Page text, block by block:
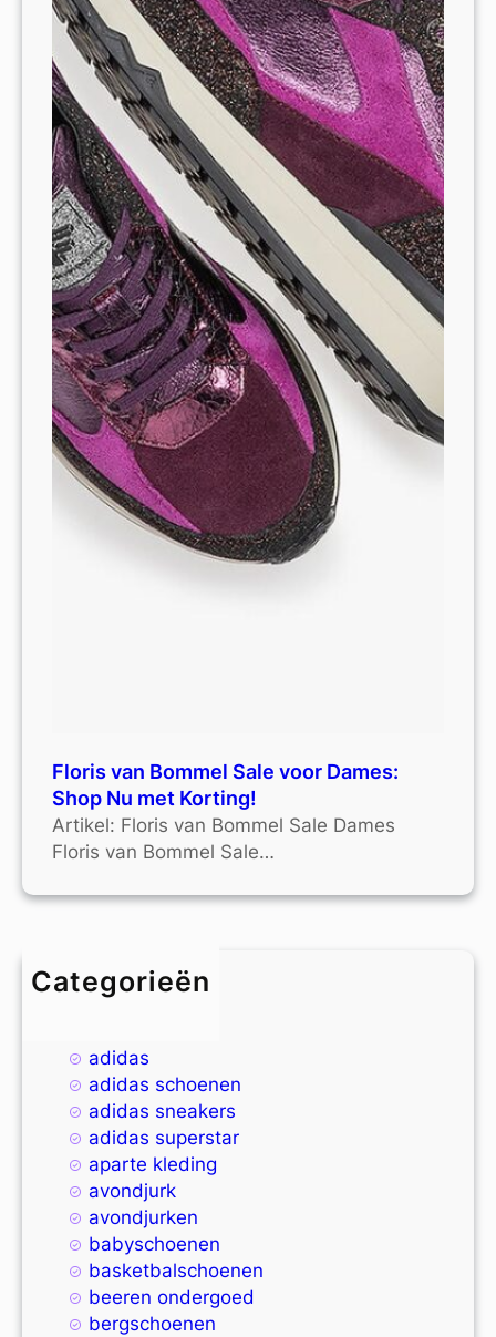
Floris van Bommel Sale voor Dames:
Shop Nu met Korting!
Artikel: Floris van Bommel Sale Dames
Floris van Bommel Sale…
Categorieën
4xl
adidas
adidas schoenen
adidas sneakers
adidas superstar
aparte kleding
avondjurk
avondjurken
babyschoenen
basketbalschoenen
beeren ondergoed
bergschoenen